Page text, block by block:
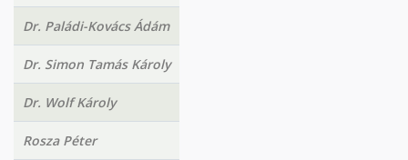
Dr. Paládi-Kovács Ádám
Dr. Simon Tamás Károly
Dr. Wolf Károly
Rosza Péter